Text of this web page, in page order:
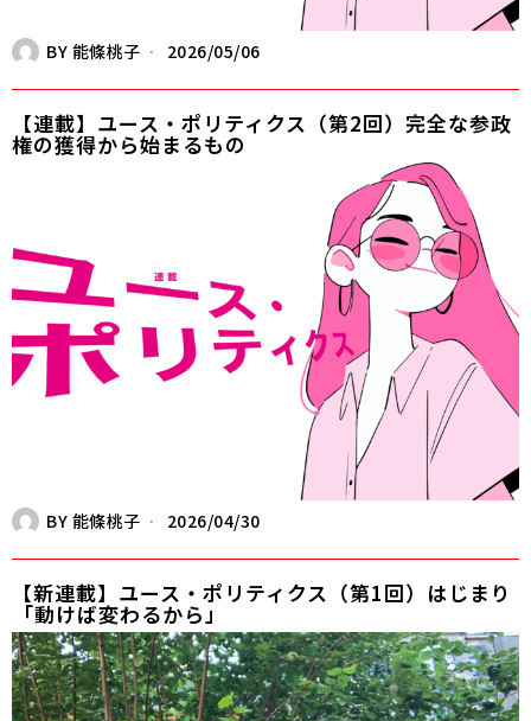
BY 能條桃子 2026/05/06
【連載】ユース・ポリティクス（第2回）完全な参政
権の獲得から始まるもの
BY 能條桃子 2026/04/30
【新連載】ユース・ポリティクス（第1回）はじまり
――「動けば変わるから」